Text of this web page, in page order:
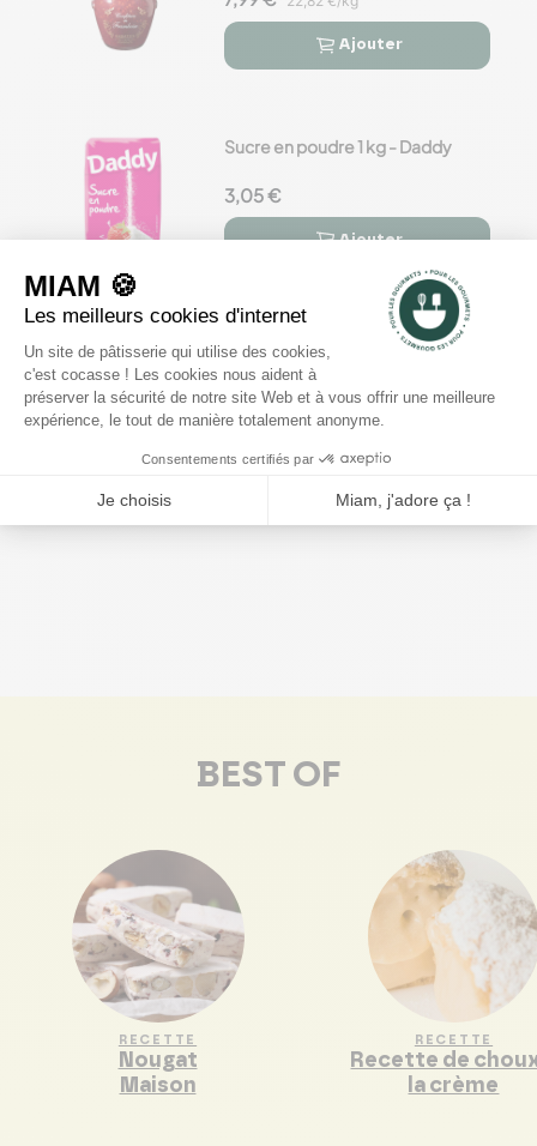
 
Ajouter
Sucre en poudre 1 kg - Daddy
3,05 €
Ajouter
Pâte à tartiner Nutella® 3 kg
40,27 €
 
BEST OF
RECETTE
Nougat
Maison
RECETTE
Recette de
la crème